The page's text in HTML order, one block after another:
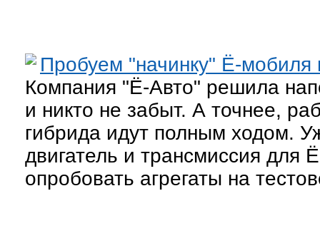
Пробуем "начинку" Ё-мобиля
Компания "Ё-Авто" решила
и никто не забыт. А точнее,
гибрида идут полным ходом.
двигатель и трансмиссия для
опробовать агрегаты на